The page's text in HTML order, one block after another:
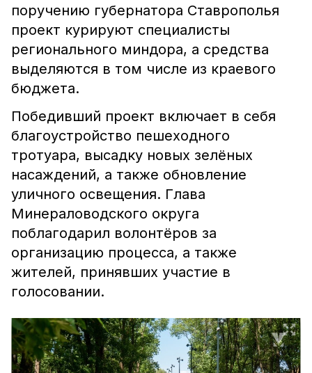
поручению губернатора Ставрополья
проект курируют специалисты
регионального миндора, а средства
выделяются в том числе из краевого
бюджета.
Победивший проект включает в себя
благоустройство пешеходного
тротуара, высадку новых зелёных
насаждений, а также обновление
уличного освещения. Глава
Минераловодского округа
поблагодарил волонтёров за
организацию процесса, а также
жителей, принявших участие в
голосовании.